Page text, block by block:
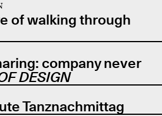
of walking through
company never
DESIGN
Tanznachmittag